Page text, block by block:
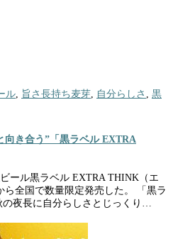
ル 旨さ長持ち麦芽 自分らしさ
黒
向き合う”「黒ラベル EXTRA
ール黒ラベル EXTRA THINK（エ
ら全国で数量限定発売した。 「黒ラ
夜長に自分らしさとじっくり…